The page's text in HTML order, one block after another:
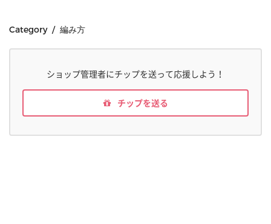
Category / 編み方
ショップ管理者にチップを送って応援しよう！
チップを送る